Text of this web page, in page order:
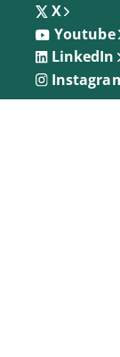
X
Youtube
LinkedIn